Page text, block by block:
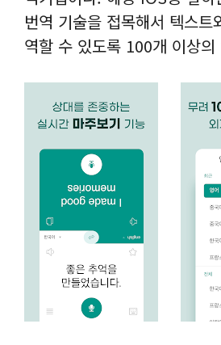
번역 기술을 접목해서 텍스트
역할 수 있도록 100개 이상의